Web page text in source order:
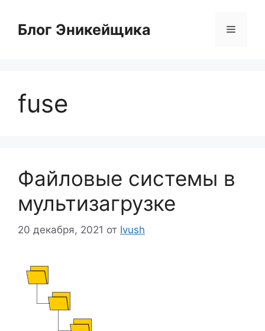
содержимому
Блог Эникейщика Меню
fuse
Файловые системы в
мультизагрузке
20 декабря, 2021 от Ivush